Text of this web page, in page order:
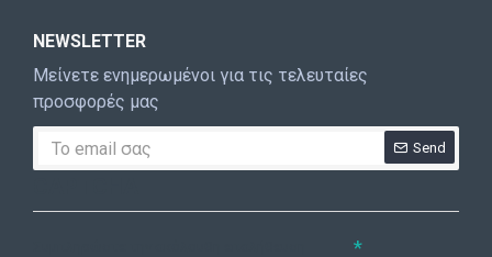
NEWSLETTER
Μείνετε ενημερωμένοι για τις τελευταίες
προσφορές μας
Send